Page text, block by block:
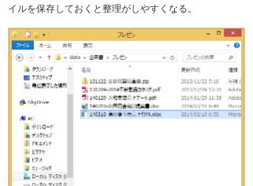
イルを保存しておくと整理がしやすくなる。